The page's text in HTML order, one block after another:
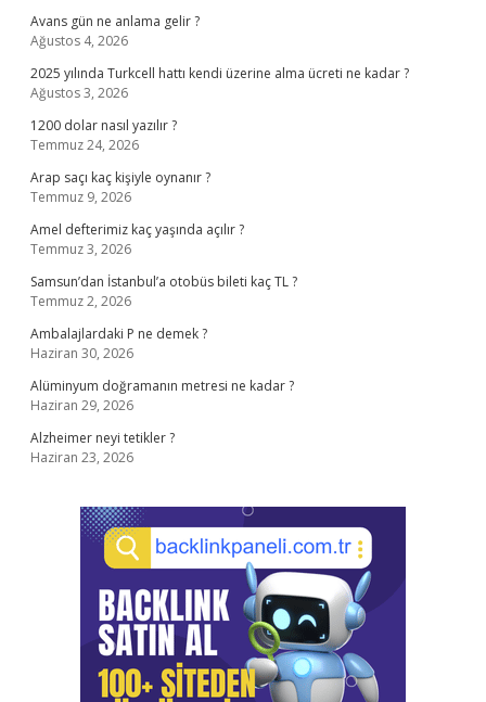
Avans gün ne anlama gelir ?
Ağustos 4, 2026
2025 yılında Turkcell hattı kendi üzerine alma ücreti ne kadar ?
Ağustos 3, 2026
1200 dolar nasıl yazılır ?
Temmuz 24, 2026
Arap saçı kaç kişiyle oynanır ?
Temmuz 9, 2026
Amel defterimiz kaç yaşında açılır ?
Temmuz 3, 2026
Samsun’dan İstanbul’a otobüs bileti kaç TL ?
Temmuz 2, 2026
Ambalajlardaki P ne demek ?
Haziran 30, 2026
Alüminyum doğramanın metresi ne kadar ?
Haziran 29, 2026
Alzheimer neyi tetikler ?
Haziran 23, 2026